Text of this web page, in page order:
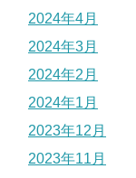
2024年4月
2024年3月
2024年2月
2024年1月
2023年12月
2023年11月